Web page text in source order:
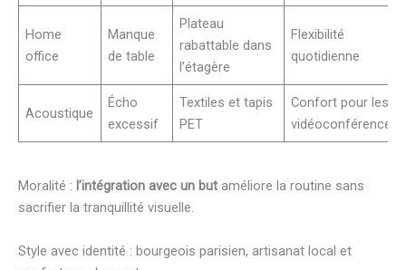
Home
office
Manque
de table
Plateau
rabattable dans
l’étagère
Flexibilité
quotidienne
Acoustique
Écho
excessif
Textiles et tapis
PET
Confort pour les
vidéoconférences
Moralité : l’intégration avec un but améliore la routine sans
sacrifier la tranquillité visuelle.
Style avec identité : bourgeois parisien, artisanat local et